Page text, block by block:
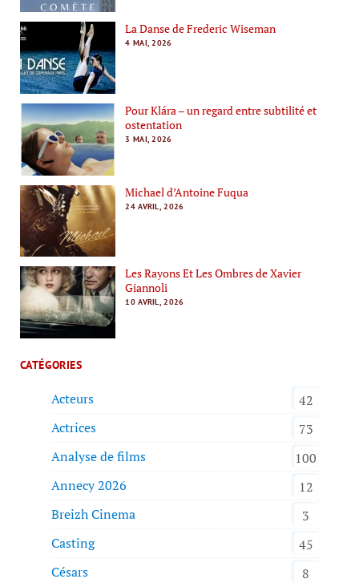
La Danse de Frederic Wiseman
4 MAI, 2026
Pour Klára – un regard entre subtilité et
ostentation
3 MAI, 2026
Michael d’Antoine Fuqua
24 AVRIL, 2026
Les Rayons Et Les Ombres de Xavier
Giannoli
10 AVRIL, 2026
CATÉGORIES
Acteurs
42
Actrices
73
Analyse de films
100
Annecy 2026
12
Breizh Cinema
3
Casting
45
Césars
8